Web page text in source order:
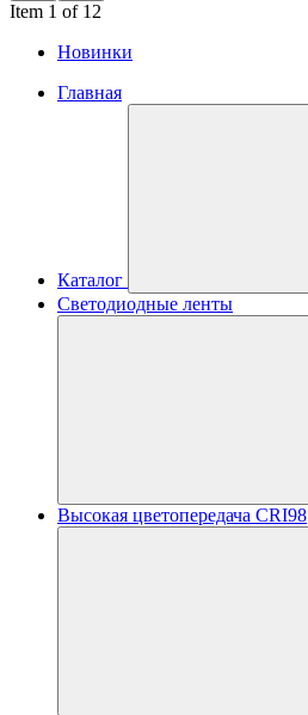
Item 1 of 12
Новинки
Главная
Каталог
Светодиодные ленты
Высокая цветопередача CRI98